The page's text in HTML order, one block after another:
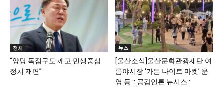
정치
“양당 독점구도 깨고 민생중심
정치 재편”
뉴스
[울산소식]울산문화관광재단 여
름야시장 ‘가든 나이트 마켓’ 운
영 등 :: 공감언론 뉴시스 ::